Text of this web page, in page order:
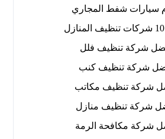
سيارات شفط المجاري
شركة تنظيف فلل
شركة تنظيف كنب
شركة تنظيف مكاتب
شركة تنظيف منازل
شركة مكافحة الرمة